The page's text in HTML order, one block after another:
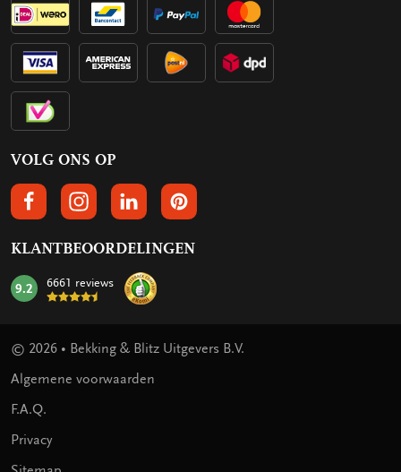
VOLG ONS OP
VOLGS ONS OP FACEBOOK
VOLG ONS OP INSTAGRAM
VOLG ONS OP LINKEDIN
VOLG ONS OP PINTEREST
KLANTBEOORDELINGEN
mark:
9.2 6661 reviews
© 2026 • Bekking & Blitz Uitgevers B.V.
Algemene voorwaarden
F.A.Q.
Privacy